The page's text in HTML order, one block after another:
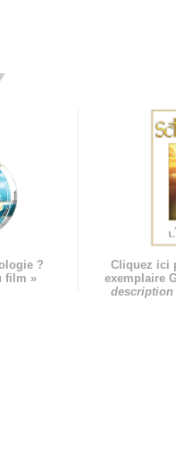
?
film »
Cliquez ici
exemplaire
description